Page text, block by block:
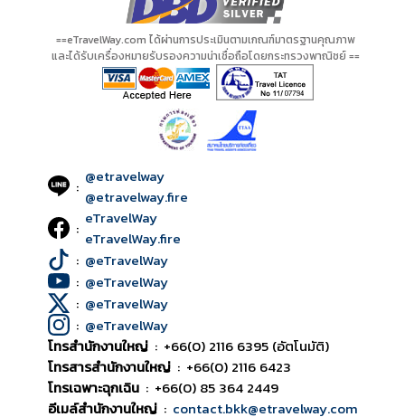
==eTravelWay.com ได้ผ่านการประเมินตามเกณฑ์มาตรฐานคุณภาพ
และได้รับเครื่องหมายรับรองความน่าเชื่อถือโดยกระทรวงพาณิชย์ ==
: @etravelway
@etravelway.fire
: eTravelWay
eTravelWay.fire
: @eTravelWay
: @eTravelWay
: @eTravelWay
: @eTravelWay
โทรสำนักงานใหญ่ : +66(0) 2116 6395 (อัตโนมัติ)
โทรสารสำนักงานใหญ่ : +66(0) 2116 6423
โทรเฉพาะฉุกเฉิน : +66(0) 85 364 2449
อีเมล์สำนักงานใหญ่ : contact.bkk@etravelway.com